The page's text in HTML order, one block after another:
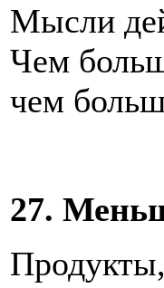
Мысли
Чем
чем
27.